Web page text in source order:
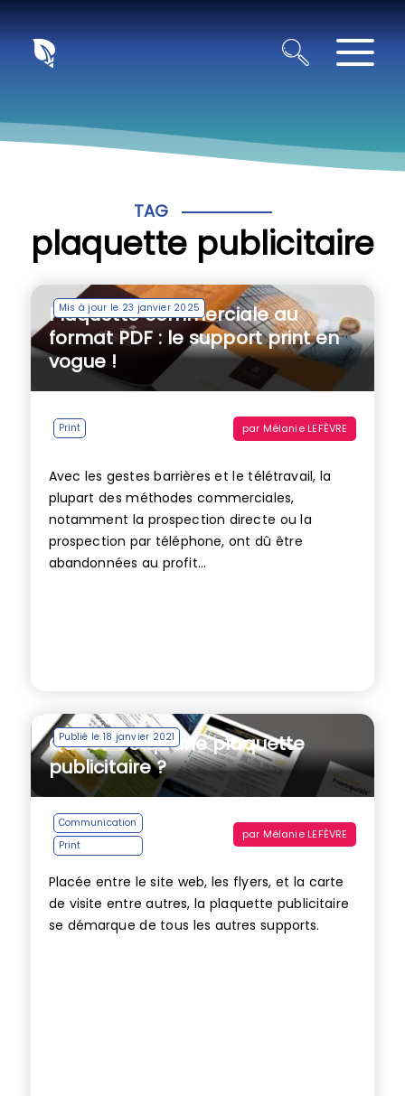
TAG
plaquette publicitaire
Mis à jour le 23 janvier 2025
Plaquette commerciale au
format PDF : le support print en
vogue !
Print par Mélanie LEFÈVRE
Avec les gestes barrières et le télétravail, la
plupart des méthodes commerciales,
notamment la prospection directe ou la
prospection par téléphone, ont dû être
abandonnées au profit...
Publié le 18 janvier 2021
Qu’est-ce qu’une plaquette
publicitaire ?
Communication
Print
par Mélanie LEFÈVRE
Placée entre le site web, les flyers, et la carte
de visite entre autres, la plaquette publicitaire
se démarque de tous les autres supports.
Panneau de gestion des cookies